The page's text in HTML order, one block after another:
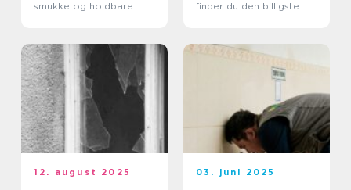
smukke og holdbare
finder du den billigste
12. august 2025 03. juni 2025